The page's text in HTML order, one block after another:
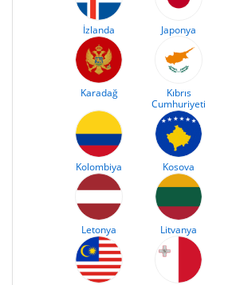
İzlanda Japonya
Karadağ
Kıbrıs
Cumhuriyeti
Kolombiya Kosova
Letonya Litvanya